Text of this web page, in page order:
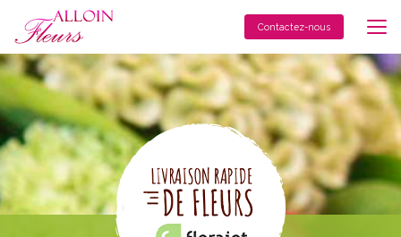
contenu
principal
Contactez-nous